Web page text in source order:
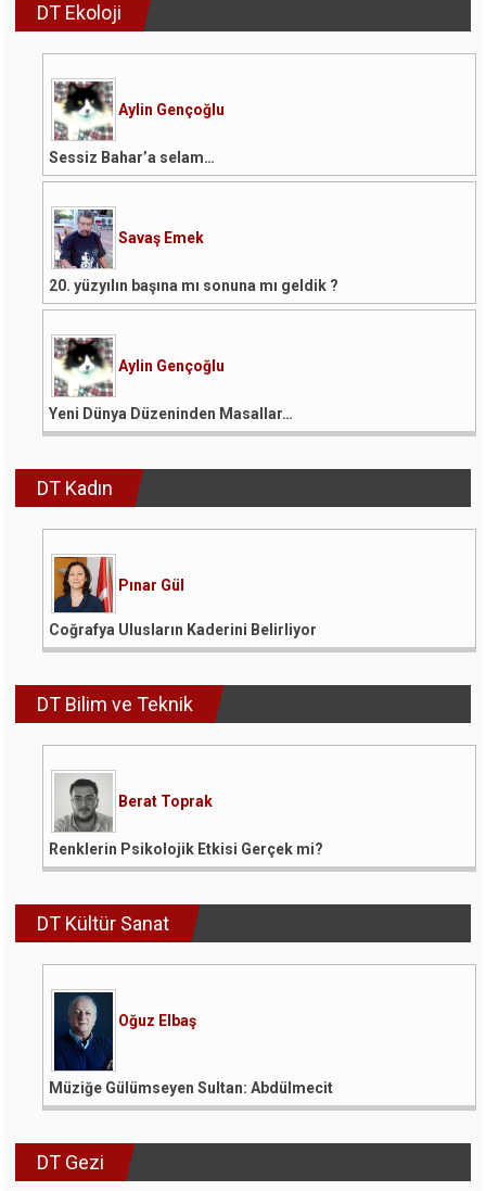
DT Ekoloji
Aylin Gençoğlu
Sessiz Bahar’a selam…
Savaş Emek
20. yüzyılın başına mı sonuna mı geldik ?
Aylin Gençoğlu
Yeni Dünya Düzeninden Masallar…
DT Kadın
Pınar Gül
Coğrafya Ulusların Kaderini Belirliyor
DT Bilim ve Teknik
Berat Toprak
Renklerin Psikolojik Etkisi Gerçek mi?
DT Kültür Sanat
Oğuz Elbaş
Müziğe Gülümseyen Sultan: Abdülmecit
DT Gezi